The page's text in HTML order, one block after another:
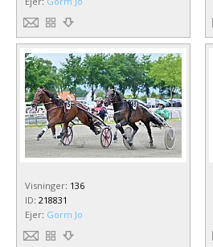
Visninger: 136
ID: 218831
Ejer: Gorm Jo